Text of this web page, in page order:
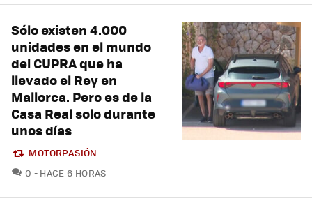
Sólo existen 4.000
unidades en el mundo
del CUPRA que ha
llevado el Rey en
Mallorca. Pero es de la
Casa Real solo durante
unos días
MOTORPASIÓN
0 COMENTARIOS
HACE 6 HORAS